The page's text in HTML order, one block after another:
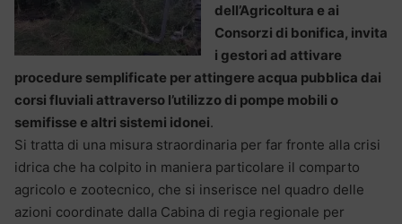
dell’Agricoltura e ai
Consorzi di bonifica, invita
i gestori ad attivare
procedure semplificate per attingere acqua pubblica dai
corsi fluviali attraverso l’utilizzo di pompe mobili o
semifisse e altri sistemi idonei.
Si tratta di una misura straordinaria per far fronte alla crisi
idrica che ha colpito in maniera particolare il comparto
agricolo e zootecnico, che si inserisce nel quadro delle
azioni coordinate dalla Cabina di regia regionale per